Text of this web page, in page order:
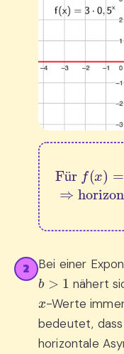
ü
Für f(x)= a⋅
2 Bei einer
b nähert
-Werte
bedeutet,
horizontale